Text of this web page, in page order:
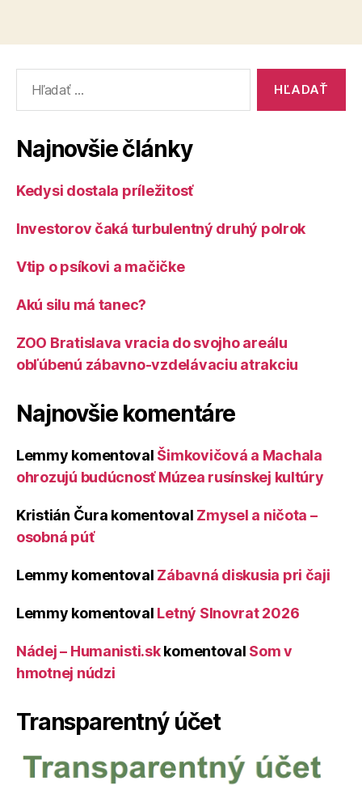
Najnovšie články
Kedysi dostala príležitosť
Investorov čaká turbulentný druhý polrok
Vtip o psíkovi a mačičke
Akú silu má tanec?
ZOO Bratislava vracia do svojho areálu
obľúbenú zábavno-vzdelávaciu atrakciu
Najnovšie komentáre
Lemmy komentoval Šimkovičová a Machala
ohrozujú budúcnosť Múzea rusínskej kultúry
Kristián Čura komentoval Zmysel a ničota –
osobná púť
Lemmy komentoval Zábavná diskusia pri čaji
Lemmy komentoval Letný Slnovrat 2026
Nádej – Humanisti.skkomentoval Som v
hmotnej núdzi
Transparentný účet